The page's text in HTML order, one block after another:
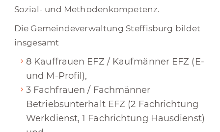
Sozial- und Methodenkompetenz.
Die Gemeindeverwaltung Steffisburg bildet
insgesamt
8 Kauffrauen EFZ / Kaufmänner EFZ (E-
und M-Profil),
3 Fachfrauen / Fachmänner
Betriebsunterhalt EFZ (2 Fachrichtung
Werkdienst, 1 Fachrichtung Hausdienst)